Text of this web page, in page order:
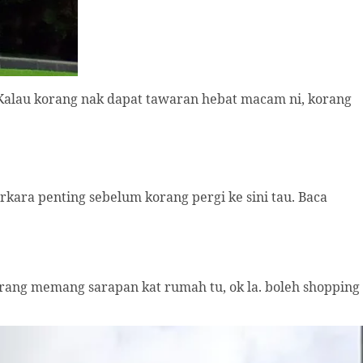
korang nak dapat tawaran hebat macam ni, korang
penting sebelum korang pergi ke sini tau. Baca
memang sarapan kat rumah tu, ok la. boleh shopping